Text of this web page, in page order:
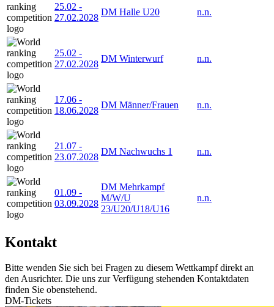
25.02 -
27.02.2028
DM Halle U20 n.n.
25.02 -
27.02.2028
DM Winterwurf n.n.
17.06 -
18.06.2028
DM Männer/Frauen n.n.
21.07 -
23.07.2028
DM Nachwuchs 1 n.n.
01.09 -
03.09.2028
DM Mehrkampf
M/W/U
23/U20/U18/U16
n.n.
Kontakt
Bitte wenden Sie sich bei Fragen zu diesem Wettkampf direkt an
den Ausrichter. Die uns zur Verfügung stehenden Kontaktdaten
finden Sie obenstehend.
DM-Tickets